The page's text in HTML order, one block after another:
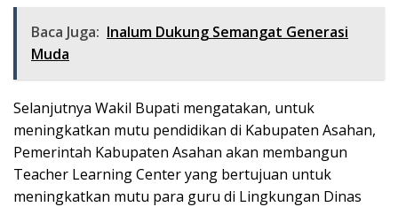
Baca Juga: Inalum Dukung Semangat Generasi
Muda
Selanjutnya Wakil Bupati mengatakan, untuk
meningkatkan mutu pendidikan di Kabupaten Asahan,
Pemerintah Kabupaten Asahan akan membangun
Teacher Learning Center yang bertujuan untuk
meningkatkan mutu para guru di Lingkungan Dinas